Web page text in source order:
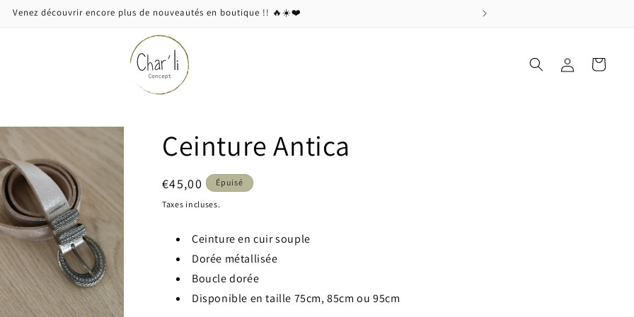
Venez découvrir encore plus de nouveautés en boutique !! 🔥☀️❤️
Connexion Panier
Ceinture Antica
Prix
habituel
€45,00 Épuisé
Taxes incluses.
Ceinture en cuir souple
Dorée métallisée
Boucle dorée
Disponible en taille 75cm, 85cm ou 95cm